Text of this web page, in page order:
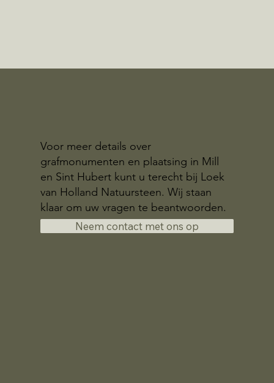
Voor meer details over
grafmonumenten en plaatsing in Mill
en Sint Hubert kunt u terecht bij Loek
van Holland Natuursteen. Wij staan
klaar om uw vragen te beantwoorden.
Neem contact met ons op